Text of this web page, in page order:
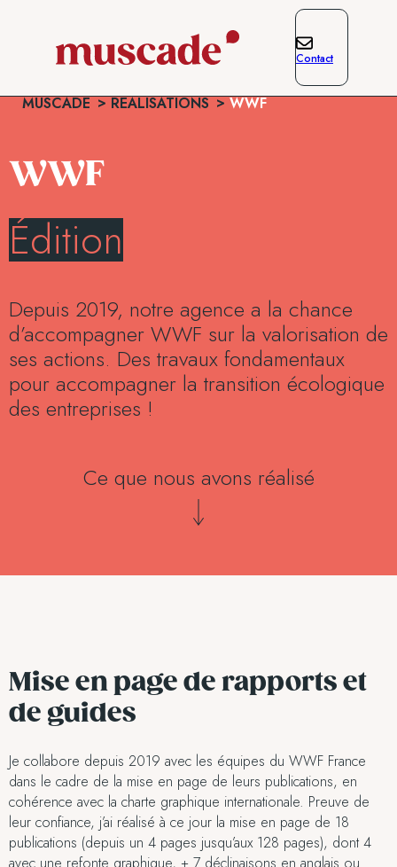
Contact
MUSCADE RÉALISATIONS WWF
WWF
Édition
Depuis 2019, notre agence a la chance
d’accompagner WWF sur la valorisation de
ses actions. Des travaux fondamentaux
pour accompagner la transition écologique
des entreprises !
Ce que nous avons réalisé
Mise en page de rapports et
de guides
Je collabore depuis 2019 avec les équipes du WWF France
dans le cadre de la mise en page de leurs publications, en
cohérence avec la charte graphique internationale. Preuve de
leur confiance, j’ai réalisé à ce jour la mise en page de 18
publications (depuis un 4 pages jusqu’aux 128 pages), dont 4